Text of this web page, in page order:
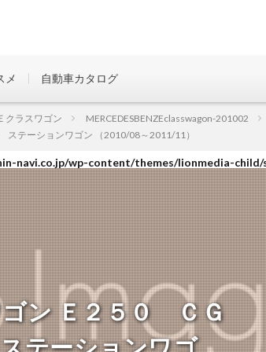
navi.co.jp/wp-content/themes/lionmedia-child/
navi.co.jp/wp-content/themes/lionmedia-child/
navi.co.jp/wp-content/themes/lionmedia-
メ 自動車カタログ
ン Ｅ２５０ ＣＧ
ラスワゴン
MERCEDESBENZEclasswagon-201002
テーションワゴン （2010/08～2011/11）